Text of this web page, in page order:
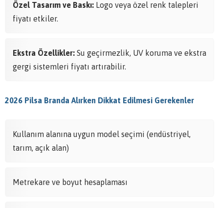
Özel Tasarım ve Baskı: Logo veya özel renk talepleri
fiyatı etkiler.
Ekstra Özellikler: Su geçirmezlik, UV koruma ve ekstra
gergi sistemleri fiyatı artırabilir.
2026 Pilsa Branda Alırken Dikkat Edilmesi Gerekenler
Kullanım alanına uygun model seçimi (endüstriyel,
tarım, açık alan)
Metrekare ve boyut hesaplaması